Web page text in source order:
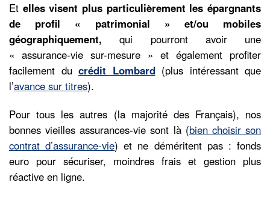
Et elles visent plus particulièrement les épargnants
de profil « patrimonial » et/ou mobiles
géographiquement, qui pourront avoir une
« assurance-vie sur-mesure » et également profiter
facilement du crédit Lombard(plus intéressant que
l’avance sur titres).
Pour tous les autres (la majorité des Français), nos
bonnes vieilles assurances-vie sont là (bien choisir son
contrat d’assurance-vie) et ne déméritent pas : fonds
euro pour sécuriser, moindres frais et gestion plus
réactive en ligne.